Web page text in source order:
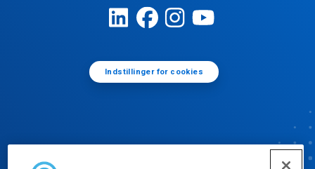
Indstillinger for cookies